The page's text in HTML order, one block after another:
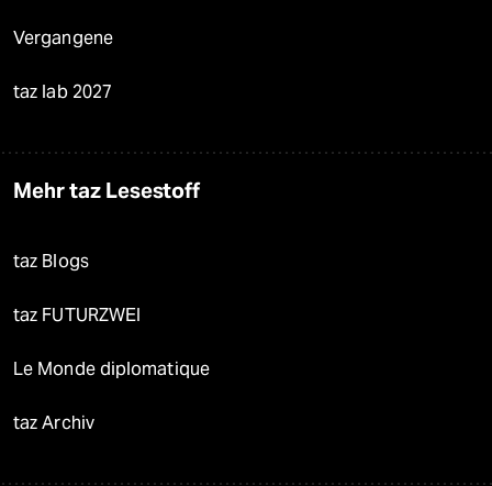
Vergangene
taz lab 2027
Mehr taz Lesestoff
taz Blogs
taz FUTURZWEI
Le Monde diplomatique
taz Archiv